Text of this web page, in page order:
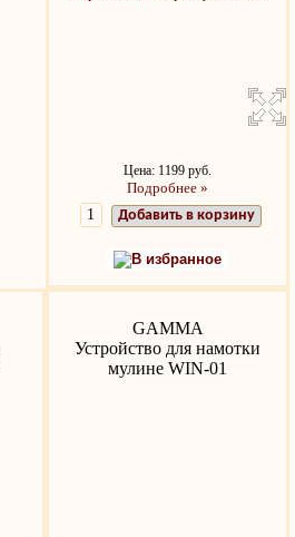
Цена: 1199 руб.
Подробнее »
Добавить в корзину
В избранное
GAMMA
Устройство для намотки
мулине WIN-01